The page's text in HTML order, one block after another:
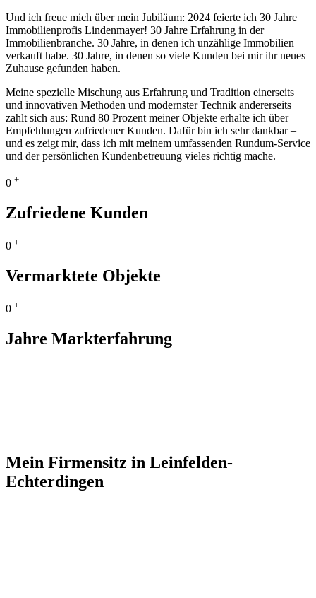
Und ich freue mich über mein Jubiläum: 2024 feierte ich 30 Jahre
Immobilienprofis Lindenmayer! 30 Jahre Erfahrung in der
Immobilienbranche. 30 Jahre, in denen ich unzählige Immobilien
verkauft habe. 30 Jahre, in denen so viele Kunden bei mir ihr neues
Zuhause gefunden haben.
Meine spezielle Mischung aus Erfahrung und Tradition einerseits
und innovativen Methoden und modernster Technik andererseits
zahlt sich aus: Rund 80 Prozent meiner Objekte erhalte ich über
Empfehlungen zufriedener Kunden. Dafür bin ich sehr dankbar –
und es zeigt mir, dass ich mit meinem umfassenden Rundum-Service
und der persönlichen Kundenbetreuung vieles richtig mache.
0 +
Zufriedene Kunden
0 +
Vermarktete Objekte
0 +
Jahre Markterfahrung
Mein Firmensitz in Leinfelden-
Echterdingen